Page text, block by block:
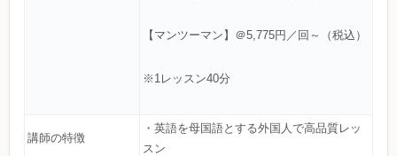
【マンツーマン】＠5,775円／回～（税込）
※1レッスン40分
講師の特徴
・英語を母国語とする外国人で高品質レッ
スン